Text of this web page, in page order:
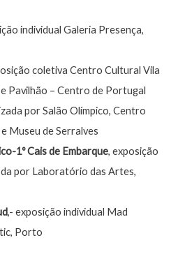
individual Galeria Presença,
coletiva Centro Cultural Vila
Pavilhão – Centro de Portugal
por Salão Olímpico, Centro
Museu de Serralves
1º Cais de Embarque, exposição
por Laboratório das Artes,
,- exposição individual Mad
Porto